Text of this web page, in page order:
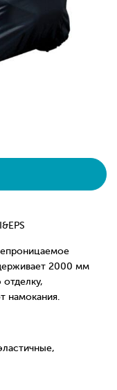
2000 мм
намокания.